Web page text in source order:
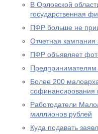
В Орловской
государственная
ПФР больше не
Отчетная кампания
ПФР объявляет
Предпринимателям
Более 200
софинансирования
Работодатели
миллионов рублей
Куда подавать